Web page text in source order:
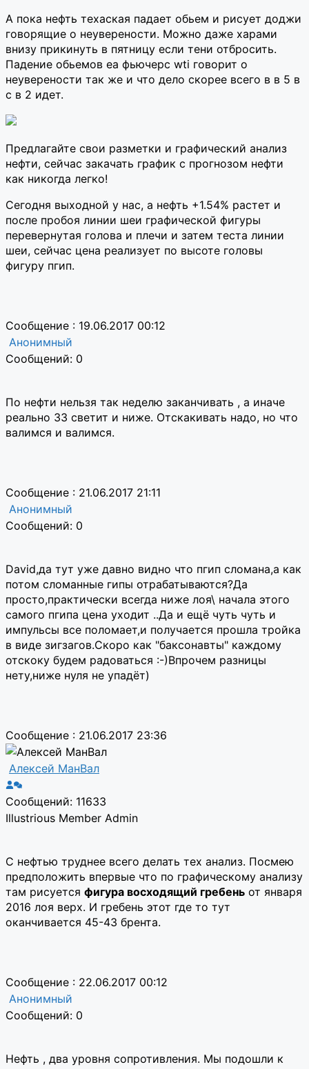
А пока нефть техаская падает обьем и рисует доджи
говорящие о неуверености. Можно даже харами
внизу прикинуть в пятницу если тени отбросить.
Падение обьемов еа фьючерс wti говорит о
неуверености так же и что дело скорее всего в в 5 в
с в 2 идет.
Предлагайте свои разметки и графический анализ
нефти, сейчас закачать график с прогнозом нефти
как никогда легко!
Сегодня выходной у нас, а нефть +1.54% растет и
после пробоя линии шеи графической фигуры
перевернутая голова и плечи и затем теста линии
шеи, сейчас цена реализует по высоте головы
фигуру пгип.
Сообщение : 19.06.2017 00:12
Анонимный
Сообщений: 0
По нефти нельзя так неделю заканчивать , а иначе
реально 33 светит и ниже. Отскакивать надо, но что
валимся и валимся.
Сообщение : 21.06.2017 21:11
Анонимный
Сообщений: 0
David,да тут уже давно видно что пгип сломана,а как
потом сломанные гипы отрабатываются?Да
просто,практически всегда ниже лоя\ начала этого
самого пгипа цена уходит ..Да и ещё чуть чуть и
импульсы все поломает,и получается прошла тройка
в виде зигзагов.Скоро как "баксонавты" каждому
отскоку будем радоваться :-)Впрочем разницы
нету,ниже нуля не упадёт)
Сообщение : 21.06.2017 23:36
Алексей МанВал
Сообщений: 11633
Illustrious Member Admin
С нефтью труднее всего делать тех анализ. Посмею
предположить впервые что по графическому анализу
там рисуется фигура восходящий гребень от января
2016 лоя верх. И гребень этот где то тут
оканчивается 45-43 брента.
Сообщение : 22.06.2017 00:12
Анонимный
Сообщений: 0
Нефть , два уровня сопротивления. Мы подошли к